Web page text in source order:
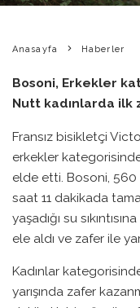
Anasayfa Haberler
Bosoni, Erkekler
Nutt kadınlarda ilk
Fransız bisikletçi
erkekler
elde etti. Bosoni, 560
saat 11 dakikada
yaşadığı su
ele aldı ve zafer ile
Kadınlar
yarışında zafer